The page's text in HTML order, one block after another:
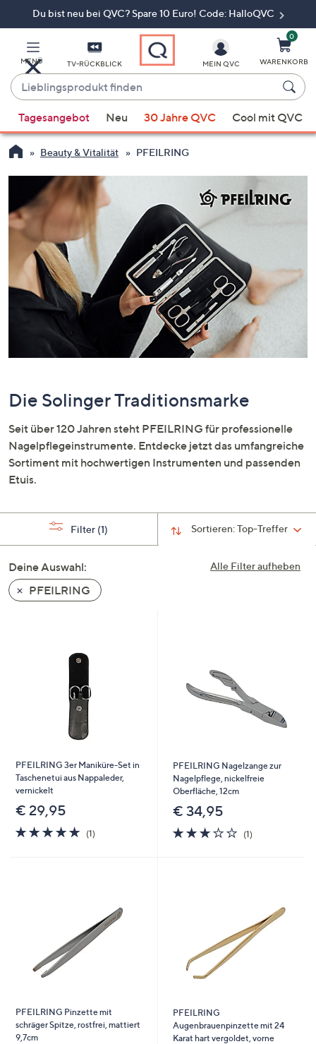
Du bist neu bei QVC? Spare 10 Euro! Code: HalloQVC
MENÜ TV-RÜCKBLICK
Lieblingsprodukt
finden
Vorschläge
verfügbar
sind,
verwenden
die
Pfeiltasten
nach
oben
und
nach
unten
wischen
Touch-
nach
links
bzw.
rechts,
diese
anzuzeigen.
MEIN QVC
0
WARENKORB
Tagesangebot Neu 30 Jahre QVC Cool mit QVC
Beauty & Vitalität PFEILRING
Die Solinger Traditionsmarke
Seit über 120 Jahren steht PFEILRING für professionelle
Nagelpflegeinstrumente. Entdecke jetzt das umfangreiche
Sortiment mit hochwertigen Instrumenten und passenden
Etuis.
Sortieren:Top-Treffer
Filter (1)
Alle Filter aufheben
Deine Auswahl:
PFEILRING
PFEILRING 3er Maniküre-Set in
Taschenetui aus Nappaleder,
vernickelt
€ 29,95
5.0
von
(1)
PFEILRING Nagelzange zur
Nagelpflege, nickelfreie
Oberfläche, 12cm
€ 34,95
3.0
von
(1)
PFEILRING Pinzette mit
schräger Spitze, rostfrei, mattiert
9,7cm
PFEILRING
Augenbrauenpinzette mit 24
Karat hart vergoldet, vorne